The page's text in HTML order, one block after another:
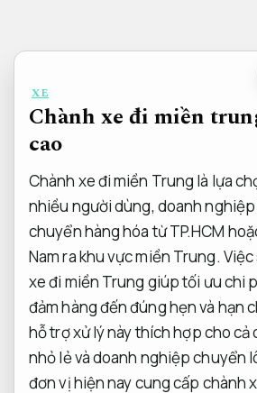
nội
dungXE
Chành xe đi miền
cao
Chành xe đi miền Trung là lựa
nhiều người dùng, doanh nghiệp
chuyển hàng hóa từ TP.HCM
Nam ra khu vực miền Trung.
xe đi miền Trung giúp tối ưu chi
đảm hàng đến đúng hẹn và hạn
hỗ trợ xử lý này thích hợp cho cả
nhỏ lẻ và doanh nghiệp chuyển
đơn vị hiện nay cung cấp chành